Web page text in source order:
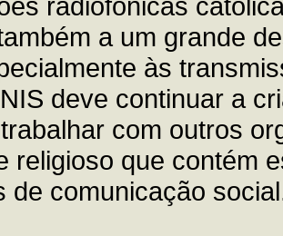
a um grande
às
deve continuar a
com outros
religioso que contém
de comunicação